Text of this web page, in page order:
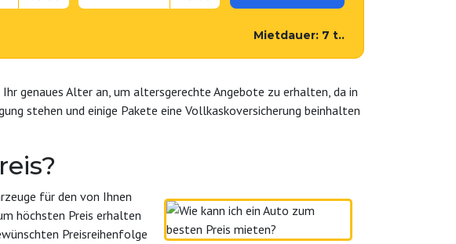
Mietdauer: 7 t..
genaues Alter an, um altersgerechte Angebote zu erhalten, da in
stehen und einige Pakete eine Vollkaskoversicherung beinhalten
für den von Ihnen
höchsten Preis erhalten
Preisreihenfolge